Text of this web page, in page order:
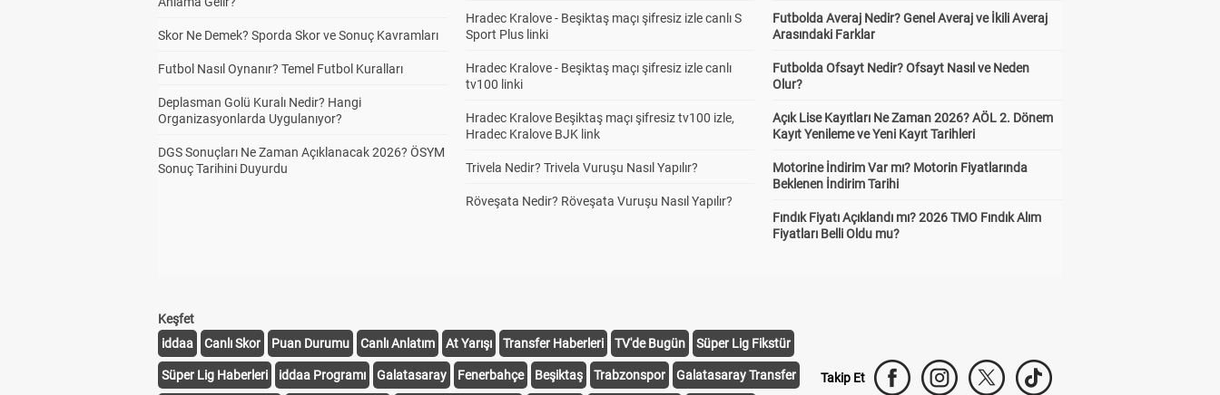
Skor Ne Demek? Sporda Skor ve Sonuç Kavramları
Futbol Nasıl Oynanır? Temel Futbol Kuralları
Deplasman Golü Kuralı Nedir? Hangi
Organizasyonlarda Uygulanıyor?
DGS Sonuçları Ne Zaman Açıklanacak 2026? ÖSYM
Sonuç Tarihini Duyurdu
Hradec Kralove - Beşiktaş maçı şifresiz izle canlı S
Sport Plus linki
Hradec Kralove - Beşiktaş maçı şifresiz izle canlı
tv100 linki
Hradec Kralove Beşiktaş maçı şifresiz tv100 izle,
Hradec Kralove BJK link
Trivela Nedir? Trivela Vuruşu Nasıl Yapılır?
Röveşata Nedir? Röveşata Vuruşu Nasıl Yapılır?
Futbolda Averaj Nedir? Genel Averaj ve İkili Averaj
Arasındaki Farklar
Futbolda Ofsayt Nedir? Ofsayt Nasıl ve Neden
Olur?
Açık Lise Kayıtları Ne Zaman 2026? AÖL 2. Dönem
Kayıt Yenileme ve Yeni Kayıt Tarihleri
Motorine İndirim Var mı? Motorin Fiyatlarında
Beklenen İndirim Tarihi
Fındık Fiyatı Açıklandı mı? 2026 TMO Fındık Alım
Fiyatları Belli Oldu mu?
Keşfet
iddaa
Canlı Skor Puan Durumu Canlı Anlatım At Yarışı Transfer Haberleri TV'de Bugün Süper Lig Fikstür
Süper Lig Haberleri iddaa Programı Galatasaray Fenerbahçe Beşiktaş Trabzonspor Galatasaray Transfer Takip Et